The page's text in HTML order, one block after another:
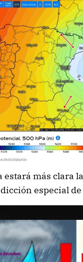
estará más clara
especial de